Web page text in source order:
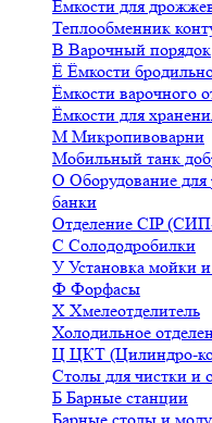
Ёмкости для
Теплообменник
В Варочный порядок
Ё Ёмкости
Ёмкости варочного
Ёмкости для
М Микропивоварни
Мобильный танк
О Оборудование
банки
Отделение CIP
С Солододробилки
У Установка мойки
Ф Форфасы
Х Хмелеотделитель
Холодильное
Ц ЦКТ (Цилиндро-
Столы для чистки и
Б Барные станции